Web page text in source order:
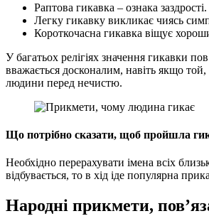
Раптова гикавка – ознака заздрості.
Легку гикавку викликає чиясь
Короткочасна гикавка віщує
У багатьох релігіях значення гикавки
вважається досконалим, навіть якщо
людини перед нечистю.
Що потрібно сказати, щоб пройшла
Необхідно перерахувати імена всіх
відбувається, то в хід іде популярна
Народні прикмети,